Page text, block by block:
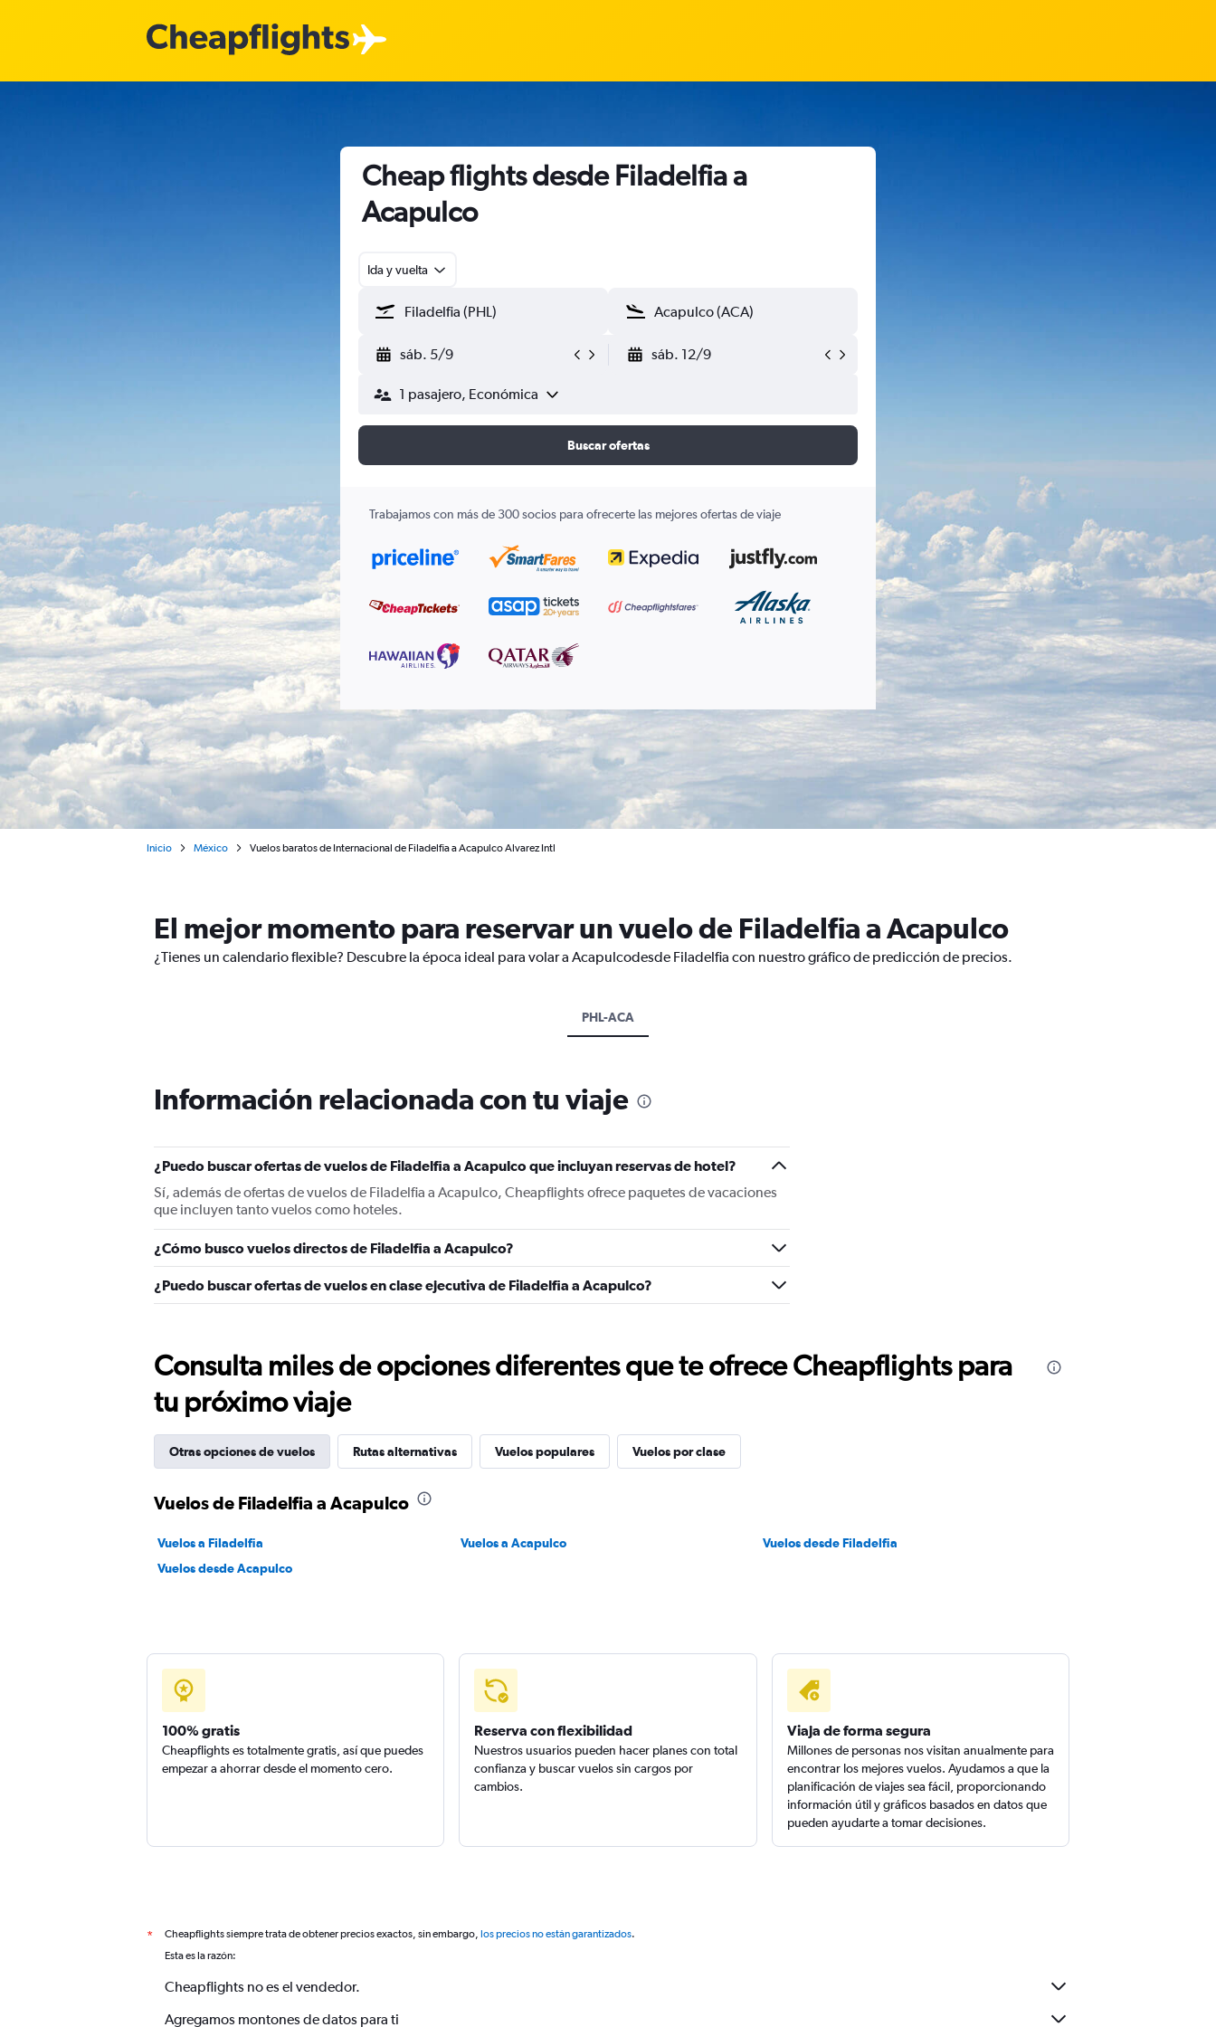
Cheap flights desde Filadelfia a
Acapulco
Ida y vuelta
sáb. 5/9 sáb. 12/9
1 pasajero, Económica
Buscar ofertas
Trabajamos con más de 300 socios para ofrecerte las mejores ofertas de viaje
Inicio México Vuelos baratos de Internacional de Filadelfia a Acapulco Alvarez Intl
El mejor momento para reservar un vuelo de Filadelfia a Acapulco
¿Tienes un calendario flexible? Descubre la época ideal para volar a Acapulcodesde Filadelfia con nuestro gráfico de predicción de precios.
PHL-ACA
Información relacionada con tu viaje
¿Puedo buscar ofertas de vuelos de Filadelfia a Acapulco que incluyan reservas de hotel?
Sí, además de ofertas de vuelos de Filadelfia a Acapulco, Cheapflights ofrece paquetes de vacaciones
que incluyen tanto vuelos como hoteles.
¿Cómo busco vuelos directos de Filadelfia a Acapulco?
¿Puedo buscar ofertas de vuelos en clase ejecutiva de Filadelfia a Acapulco?
Consulta miles de opciones diferentes que te ofrece Cheapflights para
tu próximo viaje
Otras opciones de vuelos Rutas alternativas Vuelos populares Vuelos por clase
Vuelos de Filadelfia a Acapulco
Vuelos a Filadelfia Vuelos a Acapulco
Vuelos desde Filadelfia
Vuelos desde Acapulco
100% gratis
Cheapflights es totalmente gratis, así que puedes
empezar a ahorrar desde el momento cero.
Reserva con flexibilidad
Nuestros usuarios pueden hacer planes con total
confianza y buscar vuelos sin cargos por
cambios.
Viaja de forma segura
Millones de personas nos visitan anualmente para
encontrar los mejores vuelos. Ayudamos a que la
planificación de viajes sea fácil, proporcionando
información útil y gráficos basados en datos que
pueden ayudarte a tomar decisiones.
* Cheapflights siempre trata de obtener precios exactos, sin embargo, los precios no están garantizados.
Esta es la razón:
Cheapflights no es el vendedor.
Agregamos montones de datos para ti